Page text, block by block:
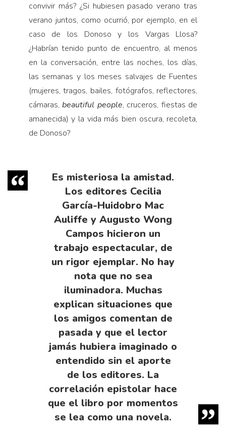
convivir más? ¿Si hubiesen pasado verano tras
verano juntos, como ocurrió, por ejemplo, en el
caso de los Donoso y los Vargas Llosa?
¿Habrían tenido punto de encuentro, al menos
en la conversación, entre las noches, los días,
las semanas y los meses salvajes de Fuentes
(mujeres, tragos, bailes, fotógrafos, reflectores,
cámaras,beautiful people, cruceros, fiestas de
amanecida) y la vida más bien oscura, recoleta,
de Donoso?
Es misteriosa la amistad.
Los editores Cecilia
García-Huidobro Mac
Auliffe y Augusto Wong
Campos hicieron un
trabajo espectacular, de
un rigor ejemplar. No hay
nota que no sea
iluminadora. Muchas
explican situaciones que
los amigos comentan de
pasada y que el lector
jamás hubiera imaginado o
entendido sin el aporte
de los editores. La
correlación epistolar hace
que el libro por momentos
se lea como una novela.